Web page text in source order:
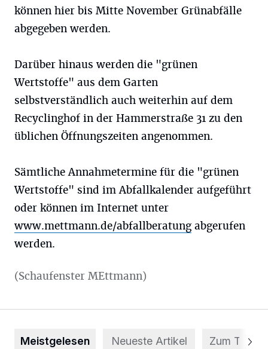
können hier bis Mitte November Grünabfälle
abgegeben werden.
Darüber hinaus werden die "grünen
Wertstoffe" aus dem Garten
selbstverständlich auch weiterhin auf dem
Recyclinghof in der Hammerstraße 31 zu den
üblichen Öffnungszeiten angenommen.
Sämtliche Annahmetermine für die "grünen
Wertstoffe" sind im Abfallkalender aufgeführt
oder können im Internet unter
www.mettmann.de/abfallberatungabgerufen
werden.
(Schaufenster MEttmann)
Meistgelesen Neueste Artikel Zum Thema